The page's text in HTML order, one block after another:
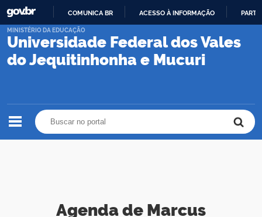
PARA
CONTEÚDO
COMUNICA BR ACESSO À INFORMAÇÃO
Universidade Federal dos Vales
do Jequitinhonha e Mucuri
MINISTÉRIO DA EDUCAÇÃO
Agenda de Marcus